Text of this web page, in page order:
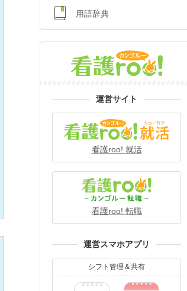
用語辞典
運営サイト
看護roo! 就活
看護roo! 転職
運営スマホアプリ
シフト管理＆共有